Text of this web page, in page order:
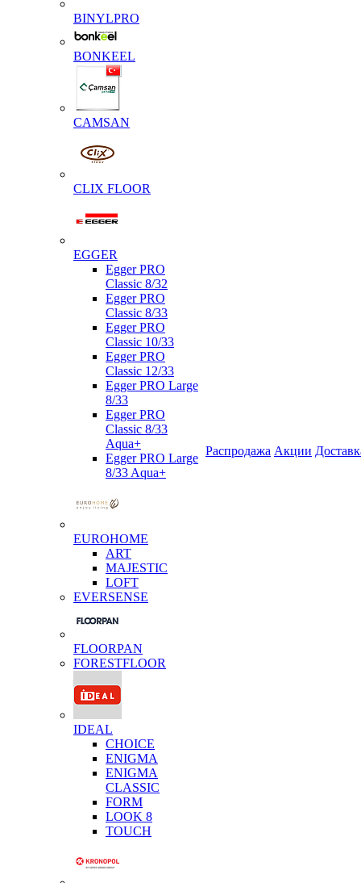
BINYLPRO
BONKEEL
CAMSAN
CLIX FLOOR
EGGER
Egger PRO
Classic 8/32
Egger PRO
Classic 8/33
Egger PRO
Classic 10/33
Egger PRO
Classic 12/33
Egger PRO Large
8/33
Egger PRO
Classic 8/33
Aqua+
Egger PRO Large
8/33 Aqua+
EUROHOME
ART
MAJESTIC
LOFT
EVERSENSE
FLOORPAN
FORESTFLOOR
IDEAL
CHOICE
ENIGMA
ENIGMA
CLASSIC
FORM
LOOK 8
TOUCH
Распродажа Акции